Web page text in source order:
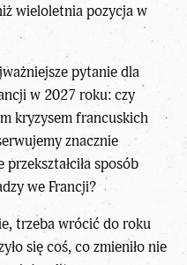
wieloletnia pozycja w
pytanie dla
w 2027 roku: czy
kryzysem francuskich
znacznie
przekształciła sposób
we Francji?
trzeba wrócić do roku
się coś, co zmieniło nie